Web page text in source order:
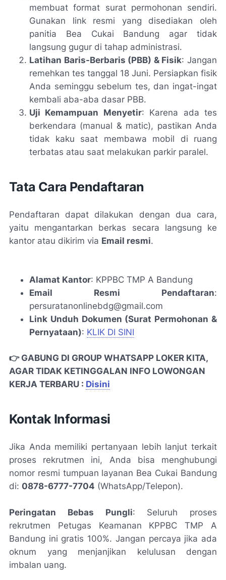
membuat format surat permohonan sendiri.
Gunakan link resmi yang disediakan oleh
panitia Bea Cukai Bandung agar tidak
langsung gugur di tahap administrasi.
Latihan Baris-Berbaris (PBB) & Fisik: Jangan
remehkan tes tanggal 18 Juni. Persiapkan fisik
Anda seminggu sebelum tes, dan ingat-ingat
kembali aba-aba dasar PBB.
Uji Kemampuan Menyetir: Karena ada tes
berkendara (manual & matic), pastikan Anda
tidak kaku saat membawa mobil di ruang
terbatas atau saat melakukan parkir paralel.
Tata Cara Pendaftaran
Pendaftaran dapat dilakukan dengan dua cara,
yaitu mengantarkan berkas secara langsung ke
kantor atau dikirim via Email resmi.
Alamat Kantor: KPPBC TMP A Bandung
Email Resmi Pendaftaran:
persuratanonlinebdg@gmail.com
Link Unduh Dokumen (Surat Permohonan &
Pernyataan): KLIK DI SINI
👉 GABUNG DI GROUP WHATSAPP LOKER KITA,
AGAR TIDAK KETINGGALAN INFO LOWONGAN
KERJA TERBARU : Disini
Kontak Informasi
Jika Anda memiliki pertanyaan lebih lanjut terkait
proses rekrutmen ini, Anda bisa menghubungi
nomor resmi tumpuan layanan Bea Cukai Bandung
di: 0878-6777-7704 (WhatsApp/Telepon).
Peringatan Bebas Pungli: Seluruh proses
rekrutmen Petugas Keamanan KPPBC TMP A
Bandung ini gratis 100%. Jangan percaya jika ada
oknum yang menjanjikan kelulusan dengan
imbalan uang.